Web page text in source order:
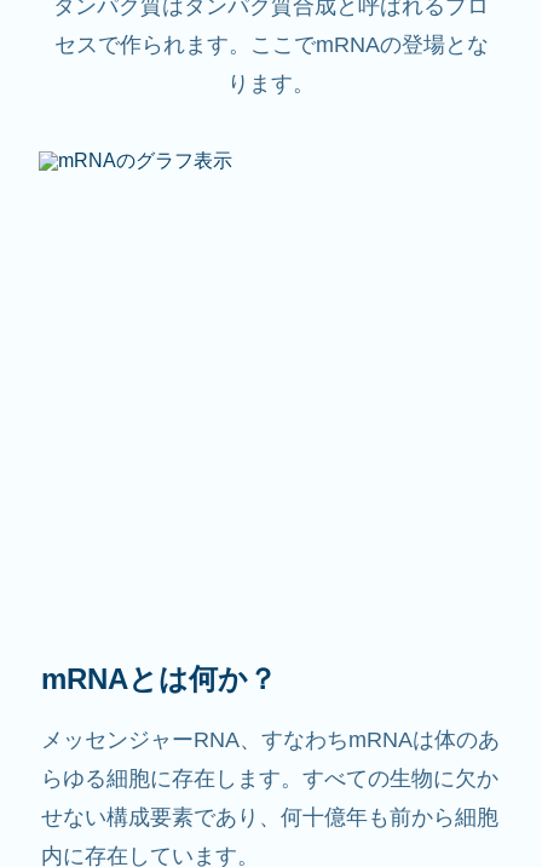
タンパク質はタンパク質合成と呼ばれるプロ
セスで作られます。ここでmRNAの登場とな
ります。
その役割は？
その名前が示すように、mRNAは情報を伝える
役割を果たします。細胞内で他の成分と相互作
用し、必要なたんぱく質を作るのを助けます。